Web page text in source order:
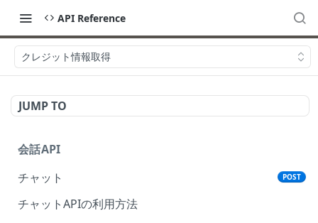
API Reference
クレジット情報取得
JUMP TO
会話API
チャット
POST
チャットAPIの利用方法